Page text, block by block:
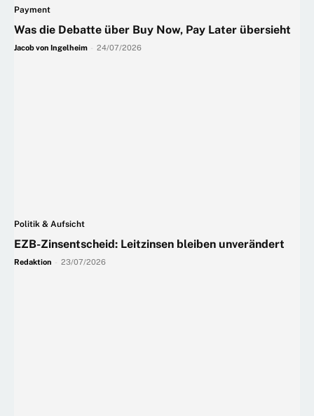
Payment
Was die Debatte über Buy Now, Pay Later übersieht
Jacob von Ingelheim 24/07/2026
Politik & Aufsicht
EZB-Zinsentscheid: Leitzinsen bleiben unverändert
Redaktion 23/07/2026